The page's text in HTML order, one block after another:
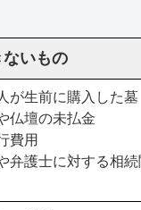
いもの
が生前に購入した墓
仏壇の未払金
費用
弁護士に対する相続